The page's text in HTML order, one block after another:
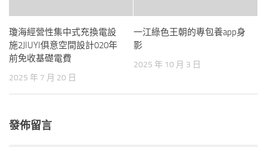
瓊海經營性集中式充換電設
施2JIUYI俱意空間設計020年
前免收基礎電費
2025 年 7 月 20 日
一江綠色王朝的專包養app身
影
2025 年 10 月 3 日
發佈留言